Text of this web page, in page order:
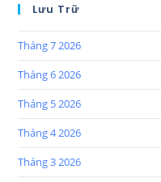
Lưu Trữ
Tháng 7 2026
Tháng 6 2026
Tháng 5 2026
Tháng 4 2026
Tháng 3 2026